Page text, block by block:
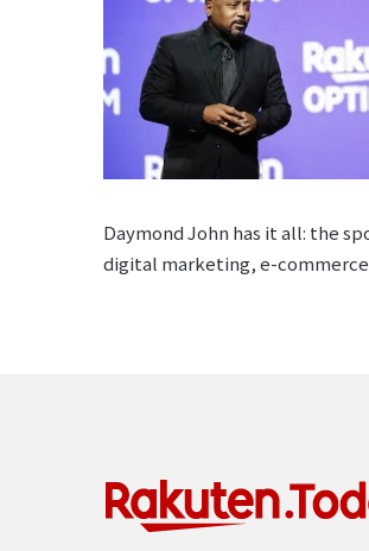
Daymond John has it all: the
digital marketing, e-